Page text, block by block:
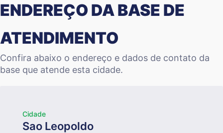
ENDEREÇO DA BASE DE
ATENDIMENTO
Confira abaixo o endereço e dados de contato da
base que atende esta cidade.
Cidade
Sao Leopoldo